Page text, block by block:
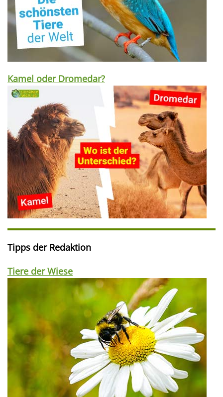
Kamel oder Dromedar?
Tipps der Redaktion
Tiere der Wiese